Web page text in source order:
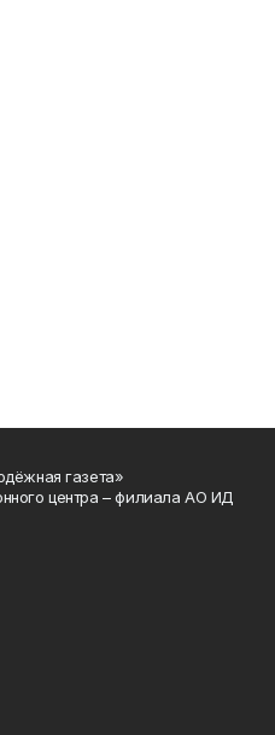
газета»
центра – филиала АО ИД